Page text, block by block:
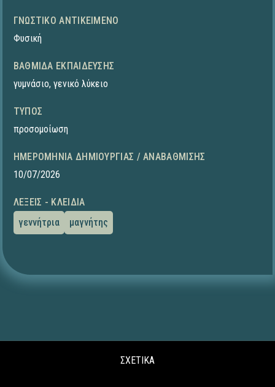
ΓΝΩΣΤΙΚΌ ΑΝΤΙΚΕΊΜΕΝΟ
Φυσική
ΒΑΘΜΊΔΑ ΕΚΠΑΊΔΕΥΣΗΣ
γυμνάσιο, γενικό λύκειο
ΤΎΠΟΣ
προσομοίωση
ΗΜΕΡΟΜΗΝΊΑ ΔΗΜΙΟΥΡΓΊΑΣ / ΑΝΑΒΆΘΜΙΣΗΣ
10/07/2026
ΛΈΞΕΙΣ - ΚΛΕΙΔΙΆ
γεννήτρια
μαγνήτης
ΣΧΕΤΙΚΑ